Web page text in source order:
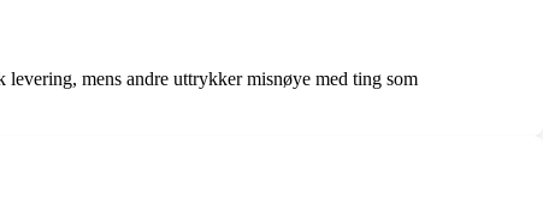
mens andre uttrykker misnøye med ting som